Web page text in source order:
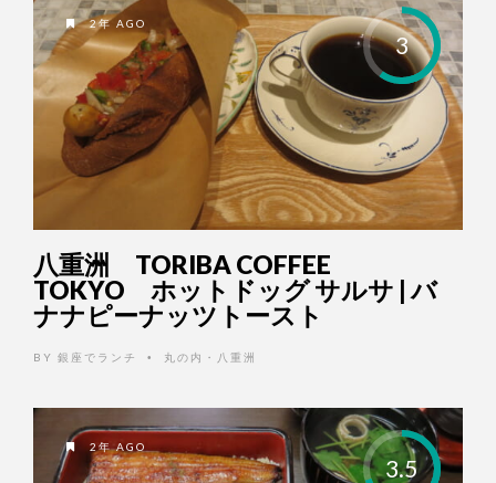
3
2年 AGO
八重洲 TORIBA COFFEE
TOKYO ホットドッグ サルサ | バ
ナナピーナッツトースト
BY 銀座でランチ • 丸の内・八重洲
3.5
2年 AGO